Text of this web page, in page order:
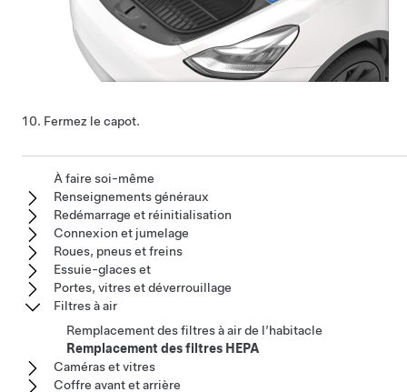
Fermez le capot.
À faire soi-même
Renseignements généraux
Redémarrage et réinitialisation
Connexion et jumelage
Roues, pneus et freins
Essuie-glaces et
Portes, vitres et déverrouillage
Filtres à air
Remplacement des filtres à air de l’habitacle
Remplacement des filtres HEPA
Caméras et vitres
Coffre avant et arrière